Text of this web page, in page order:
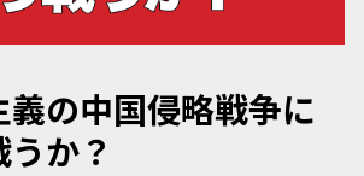
の中国侵略戦争に
か？